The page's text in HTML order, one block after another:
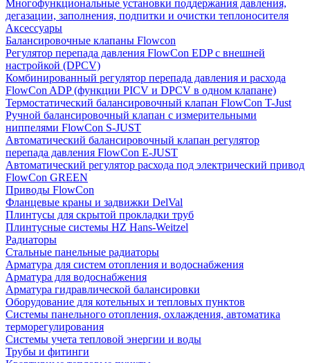
Многофункциональные установки поддержания давления,
дегазации, заполнения, подпитки и очистки теплоносителя
Аксессуары
Балансировочные клапаны Flowcon
Регулятор перепада давления FlowСon EDP с внешней
настройкой (DPCV)
Комбинированный регулятор перепада давления и расхода
FlowСon ADP (функции PICV и DPCV в одном клапане)
Термостатический балансировочный клапан FlowСon T-Just
Ручной балансировочный клапан с измерительными
ниппелями FlowСon S-JUST
Автоматический балансировочный клапан регулятор
перепада давления FlowСon E-JUST
Автоматический регулятор расхода под электрический привод
FlowСon GREEN
Приводы FlowCon
Фланцевые краны и задвижки DelVal
Плинтусы для скрытой прокладки труб
Плинтусные системы HZ Hans-Weitzel
Радиаторы
Стальные панельные радиаторы
Арматура для систем отопления и водоснабжения
Арматура для водоснабжения
Арматура гидравлической балансировки
Оборудование для котельных и тепловых пунктов
Системы панельного отопления, охлаждения, автоматика
терморегулирования
Системы учета тепловой энергии и воды
Трубы и фитинги